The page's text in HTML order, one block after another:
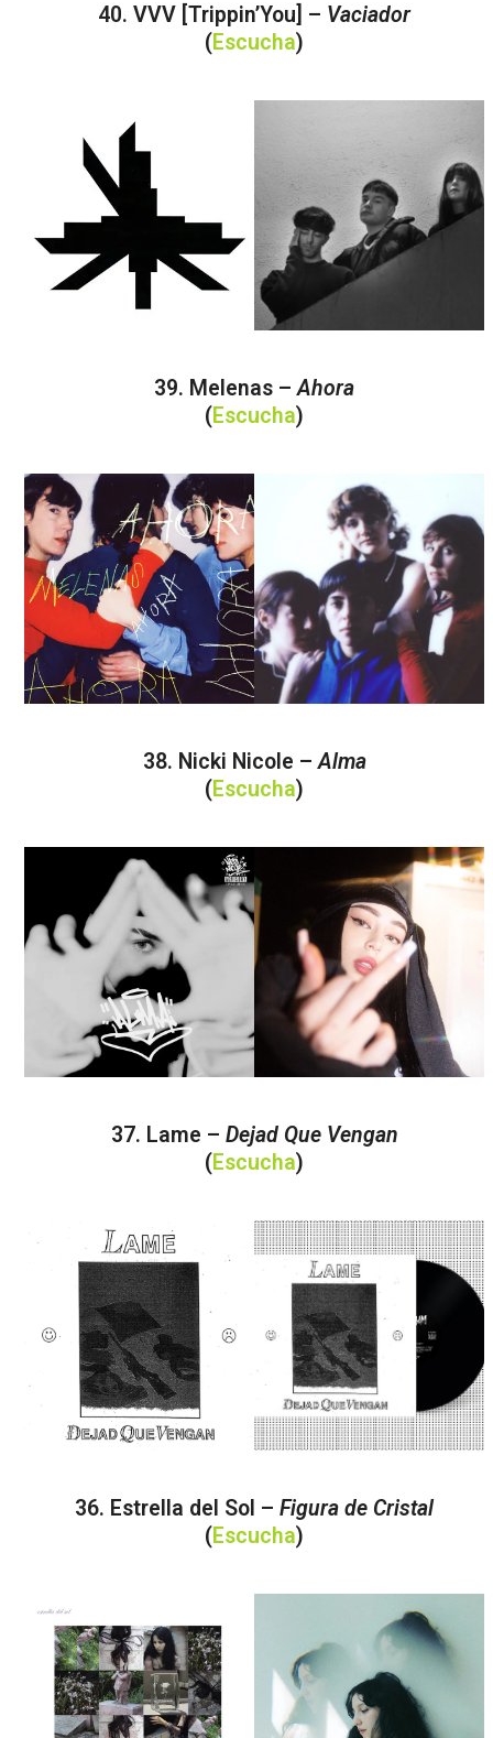
40. VVV [Trippin’You] – Vaciador
(Escucha)
39. Melenas –Ahora
(Escucha)
38. Nicki Nicole –Alma
(Escucha)
37. Lame – Dejad Que Vengan
(Escucha)
36. Estrella del Sol –Figura de Cristal
(Escucha)